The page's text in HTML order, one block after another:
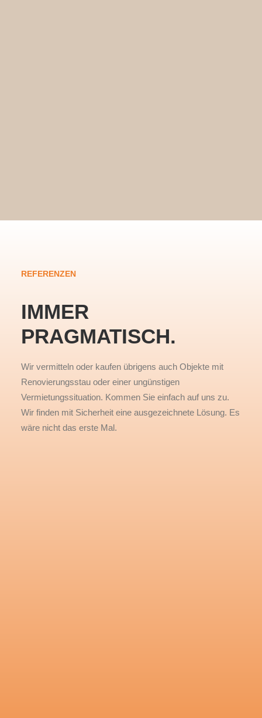
REFERENZEN
IMMER
PRAGMATISCH.
Wir vermitteln oder kaufen übrigens auch Objekte mit
Renovierungsstau oder einer ungünstigen
Vermietungssituation. Kommen Sie einfach auf uns zu.
Wir finden mit Sicherheit eine ausgezeichnete Lösung. Es
wäre nicht das erste Mal.